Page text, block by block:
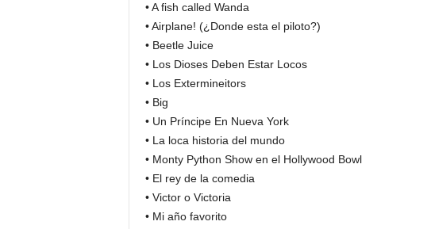
• A fish called Wanda
• Airplane! (¿Donde esta el piloto?)
• Beetle Juice
• Los Dioses Deben Estar Locos
• Los Extermineitors
• Big
• Un Príncipe En Nueva York
• La loca historia del mundo
• Monty Python Show en el Hollywood Bowl
• El rey de la comedia
• Victor o Victoria
• Mi año favorito